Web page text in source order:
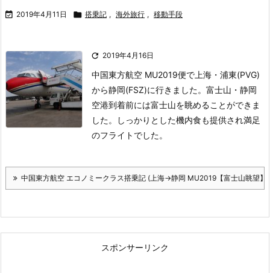
 2019年4月11日  搭乗記 , 海外旅行 , 移動手段
 2019年4月16日
中国東方航空 MU2019便で上海・浦東(PVG)
から静岡(FSZ)に行きました。 富士山・静岡
空港到着前には富士山を眺めることができま
した。
しっかりとした機内食も提供され満足
のフライトでした。
中国東方航空 エコノミークラス搭乗記 (上海→静岡 MU2019【富士山眺望】)
スポンサーリンク